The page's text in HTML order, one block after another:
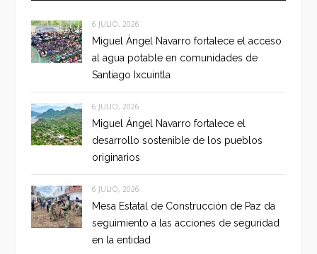
6 JULIO, 2026
Miguel Ángel Navarro fortalece el acceso
al agua potable en comunidades de
Santiago Ixcuintla
6 JULIO, 2026
Miguel Ángel Navarro fortalece el
desarrollo sostenible de los pueblos
originarios
6 JULIO, 2026
Mesa Estatal de Construcción de Paz da
seguimiento a las acciones de seguridad
en la entidad